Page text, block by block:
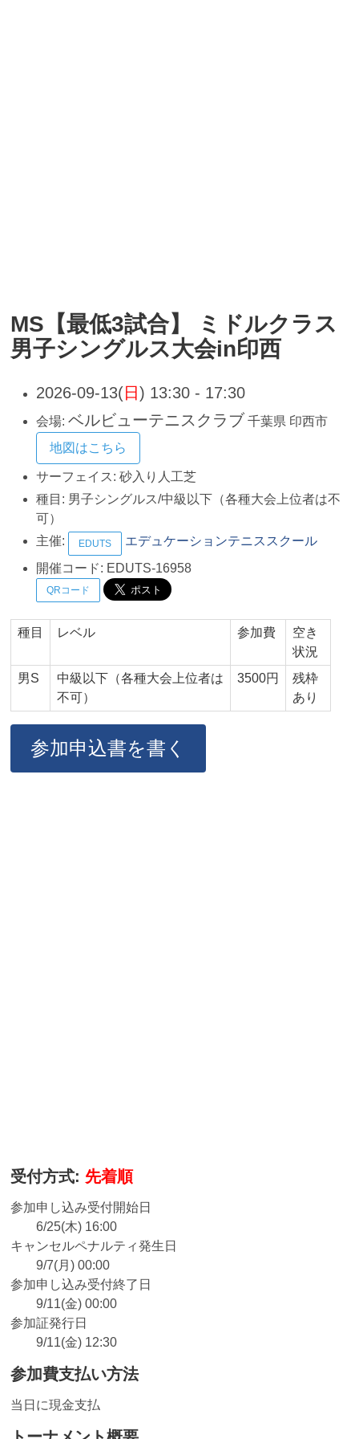
MS【最低3試合】 ミドルクラス
男子シングルス大会in印西
2026-09-13(日 ) 13:30 - 17:30
会場: ベルビューテニスクラブ 千葉県 印西市
地図はこちら
サーフェイス: 砂入り人工芝
種目: 男子シングルス/中級以下（各種大会上位者は不
可）
主催:
EDUTS
エデュケーションテニススクール
開催コード: EDUTS-16958
QRコード
種目 レベル 参加費
空き
状況
男S
中級以下（各種大会上位者は
不可）
3500円
残枠
あり
参加申込書を書く
受付方式: 先着順
参加申し込み受付開始日
6/25(木) 16:00
キャンセルペナルティ発生日
9/7(月) 00:00
参加申し込み受付終了日
9/11(金) 00:00
参加証発行日
9/11(金) 12:30
参加費支払い方法
当日に現金支払